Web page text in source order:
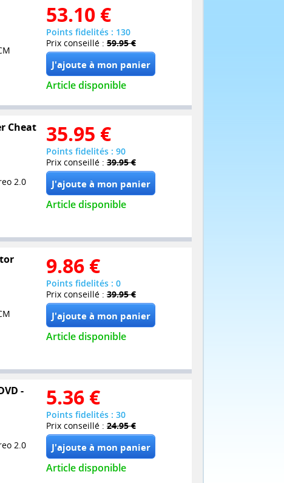
53.10 €
Points fidelités : 130
Prix conseillé : 59.95 €
Article disponible
Cheat
2.0
35.95 €
Points fidelités : 90
Prix conseillé : 39.95 €
Article disponible
9.86 €
Points fidelités : 0
Prix conseillé : 39.95 €
Article disponible
-
2.0
5.36 €
Points fidelités : 30
Prix conseillé : 24.95 €
Article disponible